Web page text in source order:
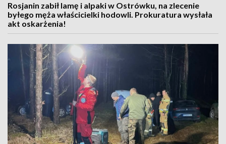
Rosjanin zabił lamę i alpaki w Ostrówku, na zlecenie
byłego męża właścicielki hodowli. Prokuratura wysłała
akt oskarżenia!